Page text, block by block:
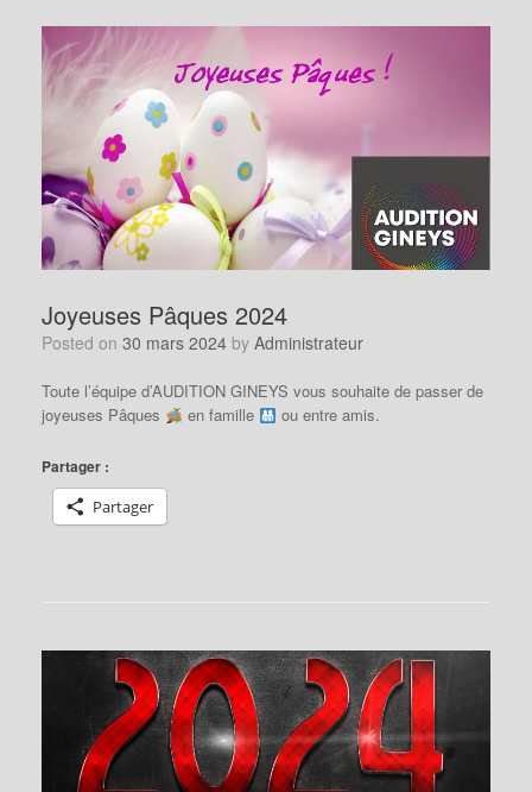
Joyeuses Pâques 2024
Posted on 30 mars 2024 by Administrateur
Toute l’équipe d’AUDITION GINEYS vous souhaite de passer de
joyeuses Pâques
en famille ou entre amis.
Partager :
Partager